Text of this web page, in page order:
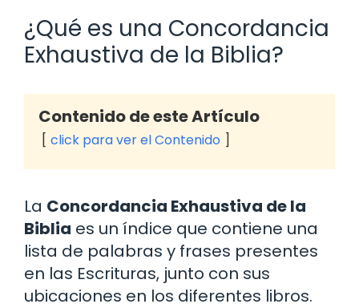
¿Qué es una Concordancia
Exhaustiva de la Biblia?
Contenido de este Artículo
click para ver el Contenido
La Concordancia Exhaustiva de la
Biblia es un índice que contiene una
lista de palabras y frases presentes
en las Escrituras, junto con sus
ubicaciones en los diferentes libros.